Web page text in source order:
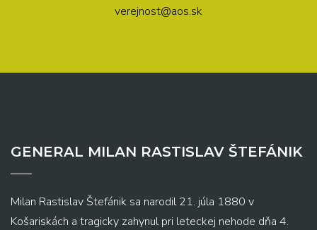
verejnost@aos.sk
GENERAL MILAN RASTISLAV ŠTEFÁNIK
Milan Rastislav Štefánik sa narodil 21. júla 1880 v
Košariskách a tragicky zahynul pri leteckej nehode dňa 4.